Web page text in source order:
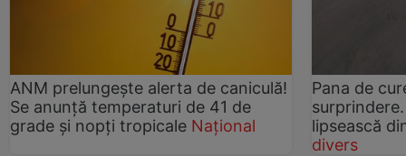
ANM prelungește alerta de caniculă!
Se anunță temperaturi de 41 de
grade și nopți tropicale Național
Pana de
lipsească
divers